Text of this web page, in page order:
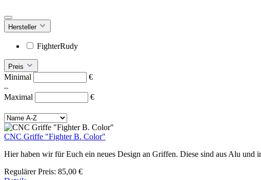
Hersteller
FighterRudy
Preis
Minimal
€
–
Maximal
€
CNC Griffe "Fighter B. Color"
Hier haben wir für Euch ein neues Design an Griffen. Diese sind aus Alu
Regulärer Preis: 85,00 €